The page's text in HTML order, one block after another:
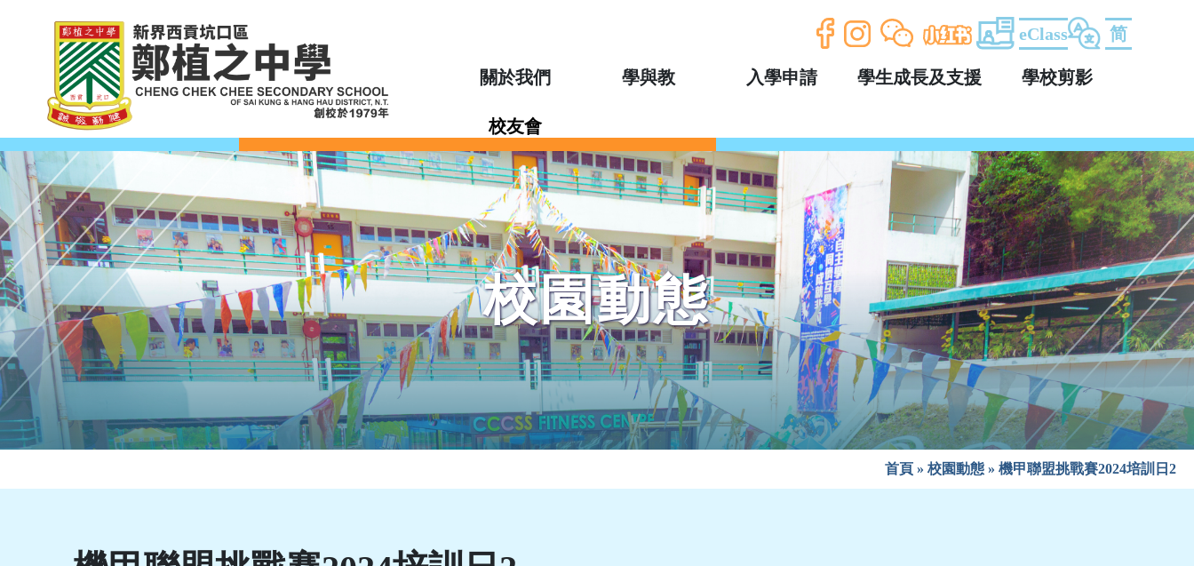
eClass 简
關於我們 學與教 入學申請 學生成長及支援 學校剪影
校友會
校園動態
首頁 » 校園動態 » 機甲聯盟挑戰賽2024培訓日2